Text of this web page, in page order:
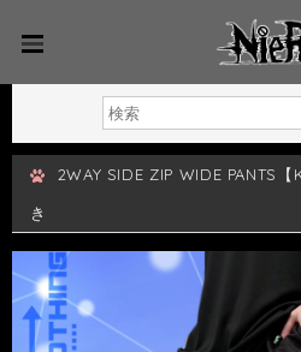
2WAY SIDE ZIP WIDE PANTS
き